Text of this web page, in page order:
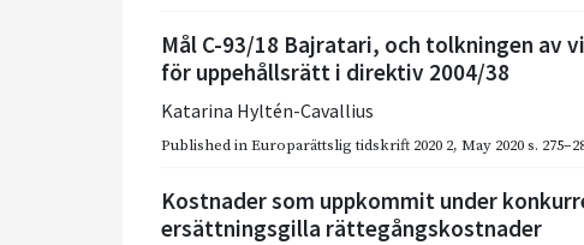
Mål C-93/18 Bajratari, och tolkningen av
för uppehållsrätt i direktiv 2004/38
Katarina Hyltén-Cavallius
Published inEuroparättslig tidskrift 2020 2, May 2020s.
Kostnader som uppkommit under
ersättningsgilla rättegångskostnader